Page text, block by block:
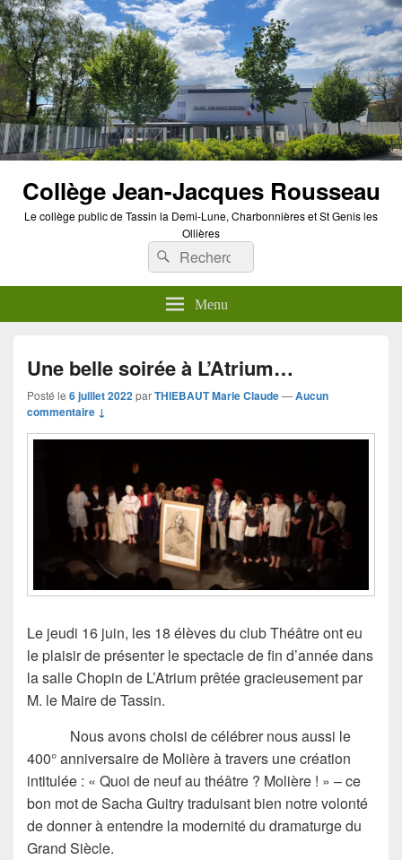
Collège Jean-Jacques Rousseau
Le collège public de Tassin la Demi-Lune, Charbonnières et St Genis les
Ollières
Recherche :
Rechercher
Menu
Une belle soirée à L’Atrium…
Posté le 6 juillet 2022parTHIEBAUT Marie Claude—Aucun
commentaire ↓
Le jeudi 16 juin, les 18 élèves du club Théâtre ont eu
le plaisir de présenter le spectacle de fin d’année dans
la salle Chopin de L’Atrium prêtée gracieusement par
M. le Maire de Tassin.
Nous avons choisi de célébrer nous aussi le
400° anniversaire de Molière à travers une création
intitulée : « Quoi de neuf au théâtre ? Molière ! » – ce
bon mot de Sacha Guitry traduisant bien notre volonté
de donner à entendre la modernité du dramaturge du
Grand Siècle.
Panneau de gestion des cookies